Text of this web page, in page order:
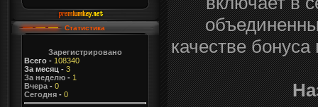
Статистика
Зарегистрировано
Всего- 108340
За месяц - 3
За неделю- 1
Вчера- 0
Сегодня- 0
качестве